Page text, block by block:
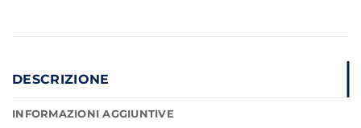
DESCRIZIONE
INFORMAZIONI AGGIUNTIVE